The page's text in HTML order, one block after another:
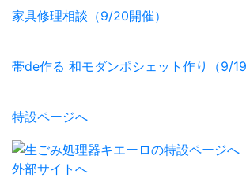
家具修理相談（9/20開催）
帯de作る 和モダンポシェット作り（9/19
特設ページへ
外部サイトへ